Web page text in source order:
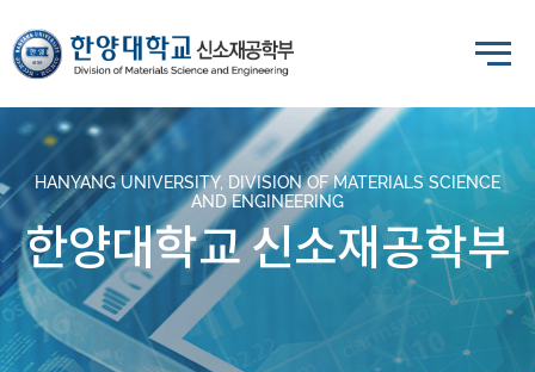
HANYANG UNIVERSITY, DIVISION OF MATERIALS SCIENCE
AND ENGINEERING
한양대학교 신소재공학부